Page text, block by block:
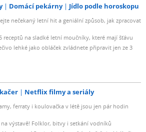
Domácí pekárny Jídlo podle horoskopu
nečekaný letní hit a geniální způsob, jak zpracovat
receptů na sladké letní moučníky, které mají šťávu
lehké jako obláček zvládnete připravit jen ze 3
Netflix filmy a seriály
ferraty i koulovačka v létě jsou jen pár hodin
výstavě! Folklor, bitvy i setkání vodníků